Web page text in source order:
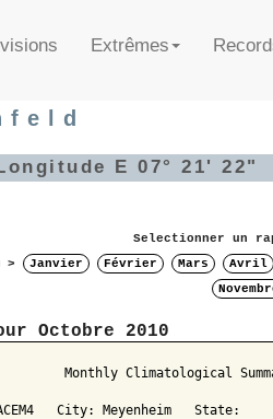
E 07° 21'
Extrêmes
Selectionner un
> Janvier Février Mars Avril
Octobre 2010
Monthly Climatological
City: Meyenheim   State: